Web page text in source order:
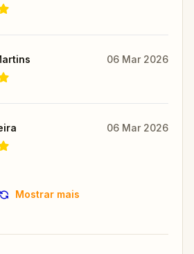
06 Mar 2026
06 Mar 2026
Mostrar mais